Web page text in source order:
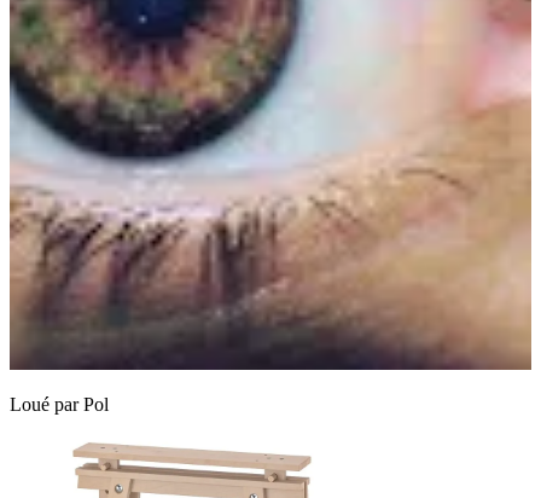
Loué parPol